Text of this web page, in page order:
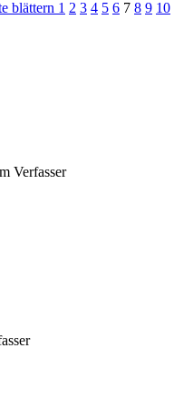
blättern 1 2 3 4 5 6 7 8 9 10
Verfasser